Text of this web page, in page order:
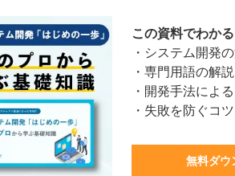
この資料でわか
・システム開発
・専門用語の解説
・開発手法によ
・失敗を防ぐコツ
無料ダウ